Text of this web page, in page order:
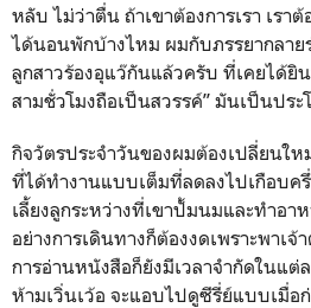
หลับ ไม่ว่าตื่น ถ้าเขาต้องการเรา เรา
ได้นอนพักบ้างไหม ผมกับภรรยากลา
ลูกสาวร้องอุแว๊กันแล้วครับ ที่เคยได้ยิ
สามชั่วโมงถือเป็นสวรรค์” มันเป็นประ
กิจวัตรประจำวันของผมต้องเปลี่ยนให
ที่ได้ทำงานแบบเต็มที่ลดลงไปเกือบครึ่
เลี้ยงลูกระหว่างที่เขาปั้มนมและทำอา
อย่างการเดินทางก็ต้องงดเพราะพาเ
การอ่านหนังสือก็ยังมีเวลาจำกัดในแต่
ห้ามเวิ่นเว้อ จะแอบไปดูซีรี่ย์แบบเมื่อ